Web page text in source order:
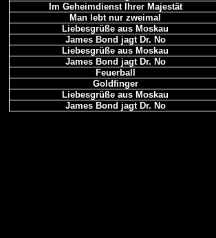
Im Geheimdienst Ihrer Majestät
Man lebt nur zweimal
Liebesgrüße aus Moskau
James Bond jagt Dr. No
Liebesgrüße aus Moskau
James Bond jagt Dr. No
Feuerball
Goldfinger
Liebesgrüße aus Moskau
James Bond jagt Dr. No